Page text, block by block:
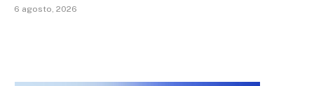
6 agosto, 2026